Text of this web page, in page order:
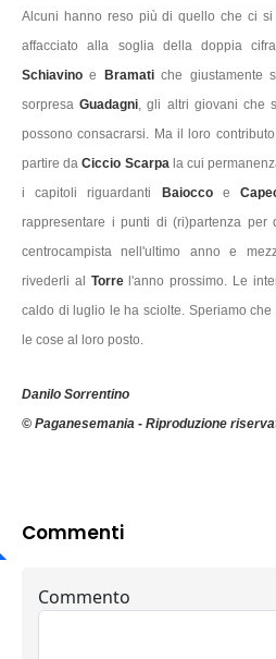
Alcuni hanno reso più di quello che ci si
affacciato alla soglia della doppia
Schiavinoe Bramatiche giustamente
sorpresaGuadagni, gli altri giovani che
possono consacrarsi. Ma il loro
partire daCiccio Scarpa la cui
i capitoli riguardanti
Baiocco e
rappresentare i punti di (ri)partenza per
centrocampista nell'ultimo anno e
rivederli al Torre l'anno prossimo. Le
caldo di luglio le ha sciolte. Speriamo
le cose al loro posto.
Danilo Sorrentino
© Paganesemania - Riproduzione
Commenti